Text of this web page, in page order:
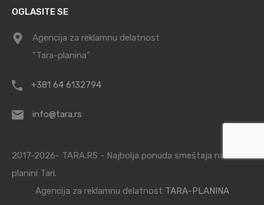
OGLASITE SE
Agencija za reklamnu delatnost
"Tara-planina"
+381 64 6132794
info@tara.rs
2017-2026- TARA.RS - Najbolja ponuda smeštaja na
planini Tari.
Agencija za reklamnu delatnost TARA-PLANINA